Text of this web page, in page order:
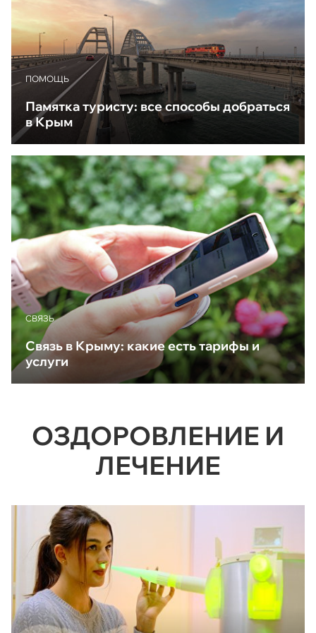
ПОМОЩЬ
Памятка туристу: все способы добраться
в Крым
CВЯЗЬ
Связь в Крыму: какие есть тарифы и
услуги
ОЗДОРОВЛЕНИЕ И
ЛЕЧЕНИЕ